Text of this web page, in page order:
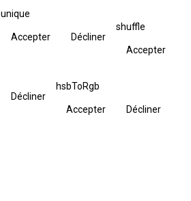
unique
Accepter Décliner
shuffle
Accepter
Décliner
hsbToRgb
Accepter Décliner